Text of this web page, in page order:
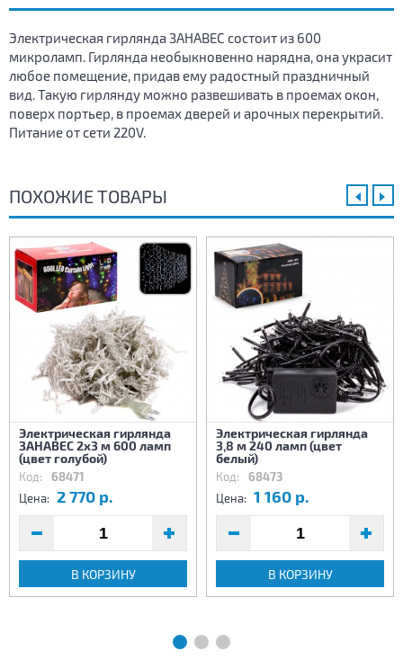
Электрическая гирлянда ЗАНАВЕС состоит из 600
микроламп. Гирлянда необыкновенно нарядна, она украсит
любое помещение, придав ему радостный праздничный
вид. Такую гирлянду можно развешивать в проемах окон,
поверх портьер, в проемах дверей и арочных перекрытий.
Питание от сети 220V.
ПОХОЖИЕ ТОВАРЫ
Электрическая гирлянда
ЗАНАВЕС 2х3 м 600 ламп
(цвет голубой)
Код: 68471
Цена: 2 770 р.
В КОРЗИНУ
Электрическая гирлянда
3,8 м 240 ламп (цвет
белый)
Код: 68473
Цена: 1 160 р.
В КОРЗИНУ